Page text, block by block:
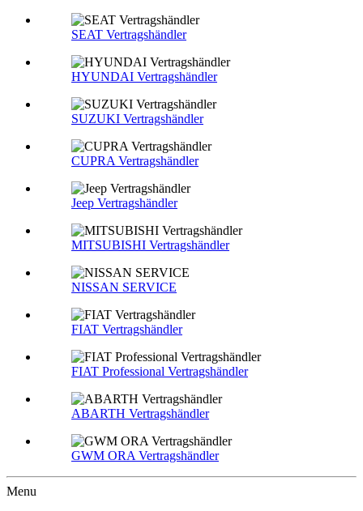
SEAT Vertragshändler
HYUNDAI Vertragshändler
SUZUKI Vertragshändler
CUPRA Vertragshändler
Jeep Vertragshändler
MITSUBISHI Vertragshändler
NISSAN SERVICE
FIAT Vertragshändler
FIAT Professional Vertragshändler
ABARTH Vertragshändler
GWM ORA Vertragshändler
Menu